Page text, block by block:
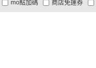
mo點加碼
大家電安心配
大家電快配
商店免運券